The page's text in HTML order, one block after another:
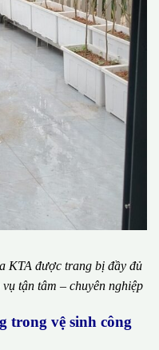
KTA được trang bị đầy đủ
tận tâm – chuyên nghiệp
trong vệ sinh công